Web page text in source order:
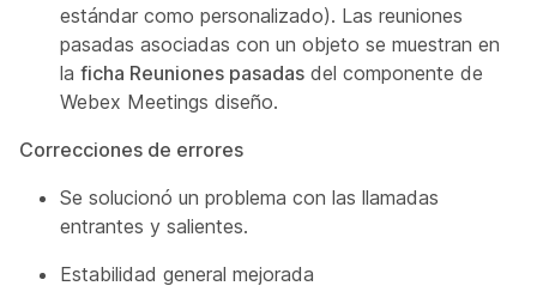
estándar como personalizado). Las reuniones
pasadas asociadas con un objeto se muestran en
la ficha Reuniones pasadas del componente de
Webex Meetings diseño.
Correcciones de errores
Se solucionó un problema con las llamadas
entrantes y salientes.
Estabilidad general mejorada